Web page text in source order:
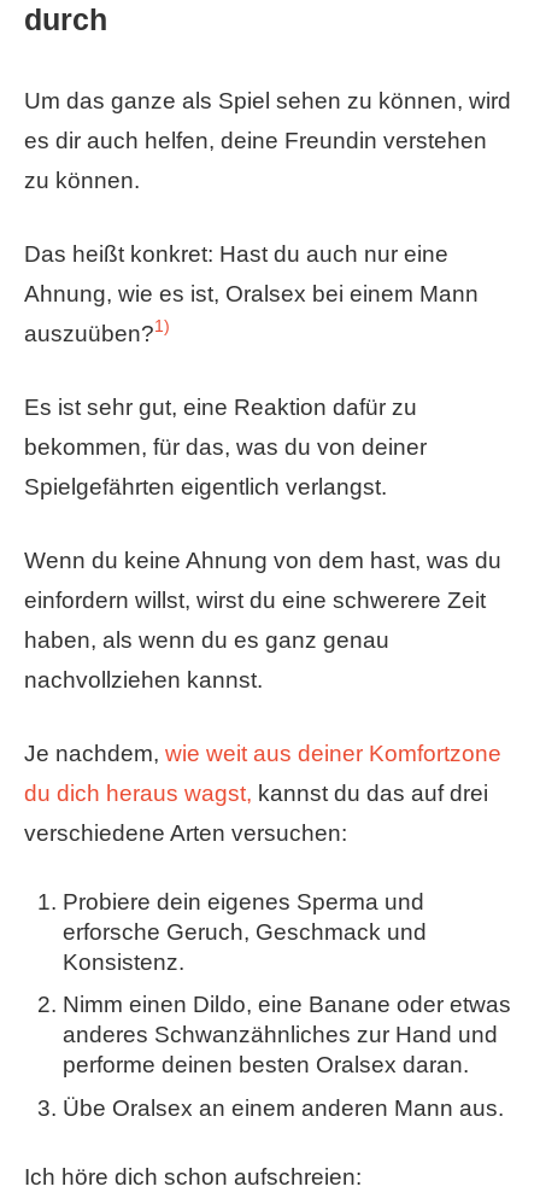
durch
Um das ganze als Spiel sehen zu können, wird
es dir auch helfen, deine Freundin verstehen
zu können.
Das heißt konkret: Hast du auch nur eine
Ahnung, wie es ist, Oralsex bei einem Mann
auszuüben?1)
Es ist sehr gut, eine Reaktion dafür zu
bekommen, für das, was du von deiner
Spielgefährten eigentlich verlangst.
Wenn du keine Ahnung von dem hast, was du
einfordern willst, wirst du eine schwerere Zeit
haben, als wenn du es ganz genau
nachvollziehen kannst.
Je nachdem, wie weit aus deiner Komfortzone
du dich heraus wagst, kannst du das auf drei
verschiedene Arten versuchen:
Probiere dein eigenes Sperma und
erforsche Geruch, Geschmack und
Konsistenz.
Nimm einen Dildo, eine Banane oder etwas
anderes Schwanzähnliches zur Hand und
performe deinen besten Oralsex daran.
Übe Oralsex an einem anderen Mann aus.
Ich höre dich schon aufschreien: